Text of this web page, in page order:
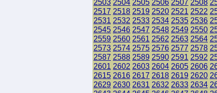
2503 2504 2505 2506 2507 2508
2517 2518 2519 2520 2521 2522
2531 2532 2533 2534 2535 2536
2545 2546 2547 2548 2549 2550
2559 2560 2561 2562 2563 2564
2573 2574 2575 2576 2577 2578
2587 2588 2589 2590 2591 2592
2601 2602 2603 2604 2605 2606
2615 2616 2617 2618 2619 2620
2629 2630 2631 2632 2633 2634